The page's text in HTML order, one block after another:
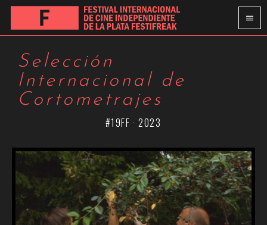
Selección
Internacional de
Cortometrajes
#19FF · 2023